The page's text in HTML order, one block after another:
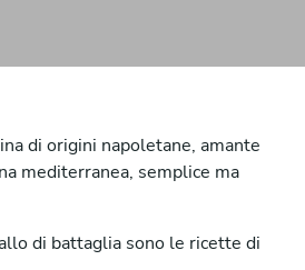
di origini napoletane, amante
mediterranea, semplice ma
di battaglia sono le ricette di